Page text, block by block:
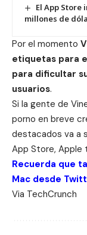
El App Store
millones de
Por el momento
etiquetas para
para dificultar
usuarios.
Si la gente de
porno en breve
destacados va a
App Store, Apple
Recuerda que
Mac desde
Via TechCrunch